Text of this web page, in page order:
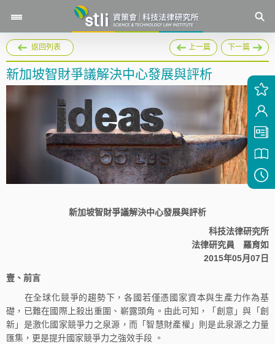
返回列表 上一篇 下一篇
新加坡智財爭議解決中心發展與評析
新加坡智財爭議解決中心發展與評析
科技法律研究所
法律研究員 羅育如
2015年05月07日
壹、前言
在全球化競爭的趨勢下，各國若僅憑國家資本與生產力作為基
礎，已難在國際上殺出重圍、嶄露頭角。由此可知，「創意」與「創
新」是激化國家競爭力之泉源，而「智慧財產權」則是此泉源之力量
匯集，更是提升國家競爭力之強效手段 。